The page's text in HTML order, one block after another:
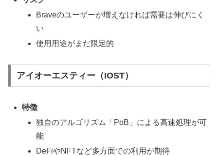
Braveのユーザーが増えなければ需要は伸びにく
い
使用用途がまだ限定的
アイオーエスティー（IOST）
特徴
独自のアルゴリズム「PoB」による高速処理が可
能
DeFiやNFTなど多方面での利用が期待